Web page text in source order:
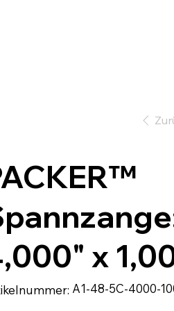
x
Artikelnummer:
A1-
A1-48-5C-4000-